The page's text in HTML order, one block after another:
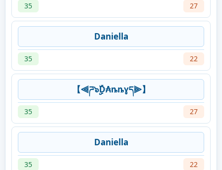
35 27
Daniella
35 22
【⫷ཌ๖ۣۣۜD₳ȵȵɣད⫸】
35 27
Daniella
35 22